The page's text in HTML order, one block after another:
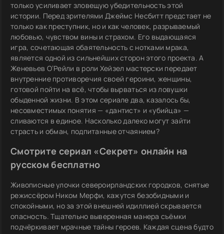
только усиливает зловещую убедительность этой
истории. Перед зрителями Джеймс Несбитт предстает не
только как преступник, но и как человек, разрываемый
любовью, чувством вины и страхом. Его выдающаяся
игра, сочетающая обаятельность с нотками мрака,
является одной из сильнейших сторон этого проекта. А
Женевьев О’Рейли в роли Хейзел мастерски передает
внутренние противоречия своей героини, женщины,
готовой пойти на всё, чтобы вырваться из ловушки
обыденной жизни. В этом сериале два, казалось бы,
несовместимых понятия — «дантист» и «убийца» —
сливаются в единое. Насколько далеко могут зайти
страсть и обман, подпитанные отчаянием?
Смотрите сериал «Секрет» онлайн на
русском бесплатно
Живописные улочки североирландских городков, снятые
режиссёром Ником Мерфи, кажутся безобидными и
спокойными, но за этой внешней идиллией скрывается
опасность. Тщательно выверенная манера съёмки
подчёркивает мрачные тайны героев. Каждая сцена будто